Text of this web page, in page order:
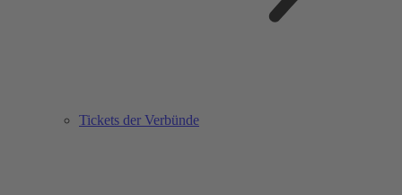
Tickets der Verbünde